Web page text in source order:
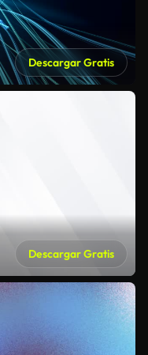
Descargar Gratis
Descargar Gratis